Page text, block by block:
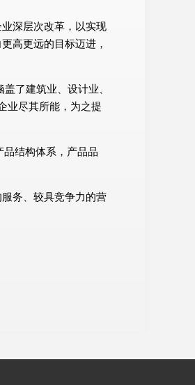
深层次改革，以实现
高更远的目标迈进，
了建筑业、设计业、
业尽其所能，为之提
结构体系，产品品
务、较具竞争力的营